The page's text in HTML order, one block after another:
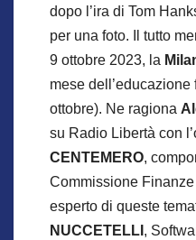
dopo l’ira di Tom
per una foto. Il tutto
9 ottobre 2023, la
mese
ottobre). Ne ragiona
su Radio Libertà con
CENTEMERO,
Commissione
esperto di queste
NUCCETELLI ,